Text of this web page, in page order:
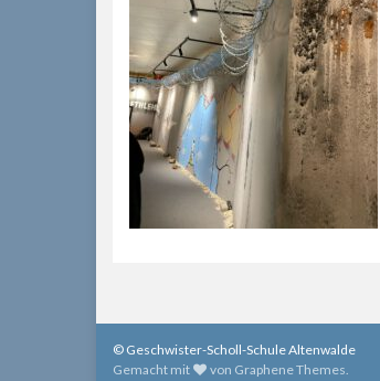
© Geschwister-Scholl-Schule Altenwalde
Gemacht mit
von Graphene Themes.